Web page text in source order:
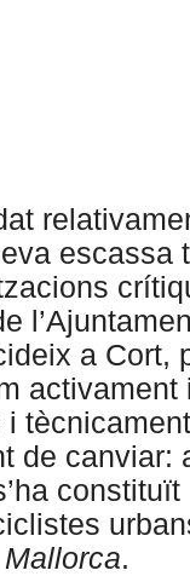
escassa
a Cort,
activament
de canviar:
.